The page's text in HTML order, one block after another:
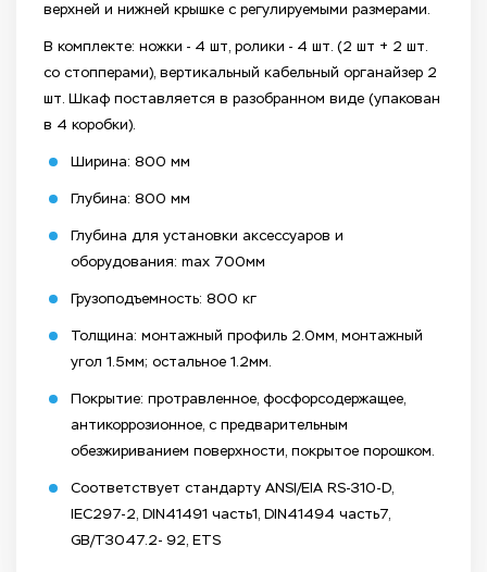
верхней и нижней крышке с регулируемыми размерами.
В комплекте: ножки - 4 шт, ролики - 4 шт. (2 шт + 2 шт.
со стопперами), вертикальный кабельный органайзер 2
шт. Шкаф поставляется в разобранном виде (упакован
в 4 коробки).
Ширина: 800 мм
Глубина: 800 мм
Глубина для установки аксессуаров и
оборудования: max 700мм
Грузоподъемность: 800 кг
Толщина: монтажный профиль 2.0мм, монтажный
угол 1.5мм; остальное 1.2мм.
Покрытие: протравленное, фосфорсодержащее,
антикоррозионное, с предварительным
обезжириванием поверхности, покрытое порошком.
Соответствует стандарту ANSI/EIA RS-310-D,
IEC297-2, DIN41491 часть1, DIN41494 часть7,
GB/T3047.2- 92, ETS